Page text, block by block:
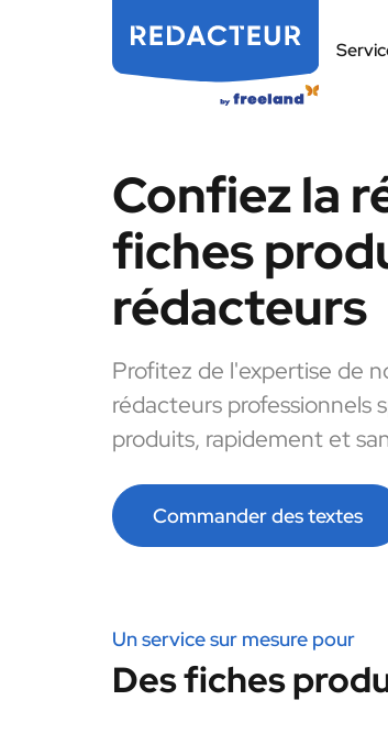
Confiez la
fiches
rédacteurs
Profitez de l'expertise de
rédacteurs professionnels
produits, rapidement et
Commander des textes
Un service sur mesure pour
Des fiches